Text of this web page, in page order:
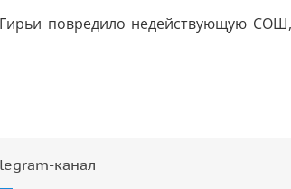
повредило недействующую
канал